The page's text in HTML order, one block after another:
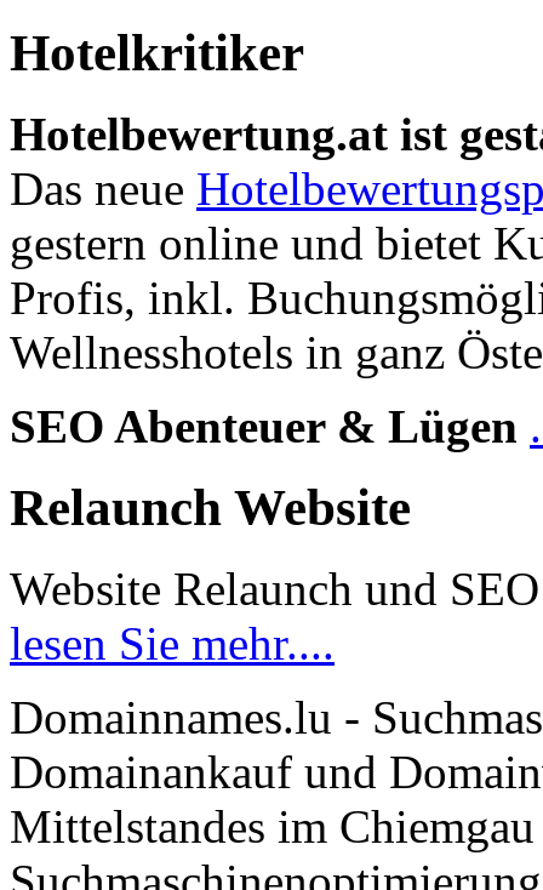
Hotelkritiker
Hotelbewertung.at ist
Das neue
gestern online und bietet
Profis, inkl.
Wellnesshotels in ganz
SEO Abenteuer & Lügen
Relaunch Website
Website Relaunch und SEO
lesen Sie mehr....
Domainnames.lu -
Domainankauf und
Mittelstandes im